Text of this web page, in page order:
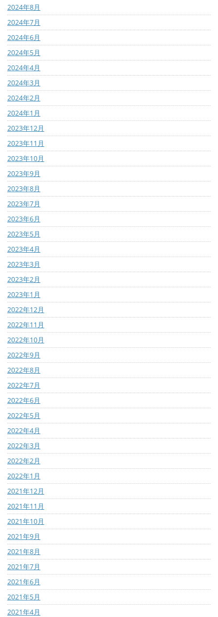
2024年8月
2024年7月
2024年6月
2024年5月
2024年4月
2024年3月
2024年2月
2024年1月
2023年12月
2023年11月
2023年10月
2023年9月
2023年8月
2023年7月
2023年6月
2023年5月
2023年4月
2023年3月
2023年2月
2023年1月
2022年12月
2022年11月
2022年10月
2022年9月
2022年8月
2022年7月
2022年6月
2022年5月
2022年4月
2022年3月
2022年2月
2022年1月
2021年12月
2021年11月
2021年10月
2021年9月
2021年8月
2021年7月
2021年6月
2021年5月
2021年4月